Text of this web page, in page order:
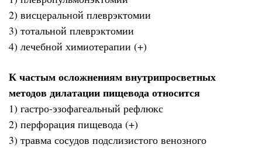
2) висцеральной плеврэктомии
3) тотальной плеврэктомии
4) лечебной химиотерапии (+)
К частым осложнениям внутрипросветных
методов дилатации пищевода относится
1) гастро-эзофагеальный рефлюкс
2) перфорация пищевода (+)
3) травма сосудов подслизистого венозного